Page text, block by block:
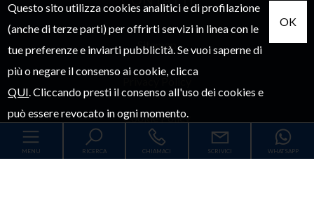
Sitemap
Privacy Policy
Cookie Policy
MENU RICERCA CHIAMACI SCRIVICI WHATSAPP
Questo sito utilizza cookies analitici e di profilazione
(anche di terze parti) per offrirti servizi in linea con le
tue preferenze e inviarti pubblicità. Se vuoi saperne di
più o negare il consenso ai cookie, clicca
QUI.Cliccando
OK
presti il consenso all'uso dei cookies e
può essere revocato in ogni momento.